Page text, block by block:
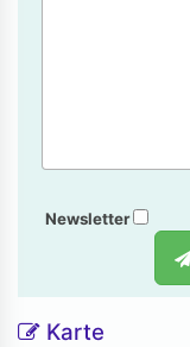
Newsletter
Karte